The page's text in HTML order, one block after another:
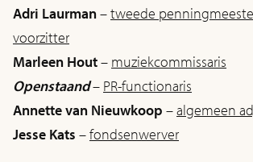
Adri Laurman–tweede
voorzitter
Marleen Hout– muziekcommissaris
Openstaand– PR-functionaris
Annette van Nieuwkoop –algemeen
Jesse Kats –fondsenwerver